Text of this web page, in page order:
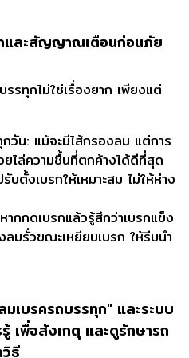
และสัญญาณเตือนก่อนภัย
รทุกไม่ใช่เรื่องยาก เพียงแต่
วัน: แม้จะมีไส้กรองลม แต่การ
ไล่ความชื้นที่ตกค้างได้ดีที่สุด
บตั้งเบรกให้เหมาะสม ไม่ให้ห่าง
กดเบรกแล้วรู้สึกว่าเบรกแข็ง
มรั่วขณะเหยียบเบรก ให้รีบนำ
เบรครถบรรทุก" และระบบ
เพื่อสังเกตุ และดูรักษารถ
ธี